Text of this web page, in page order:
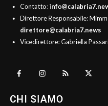
Contatto:
Direttore Responsabile:
direttore@calabria7.news
Vicedirettore: Gabriella
CHI SIAMO